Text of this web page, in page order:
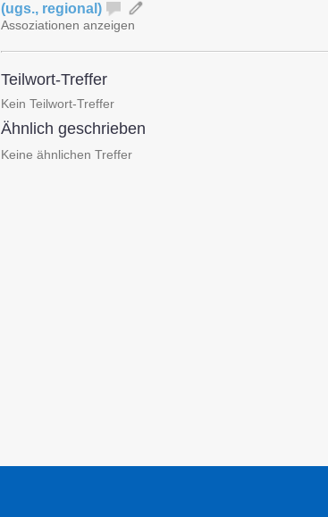
(ugs., regional )
Assoziationen anzeigen
Teilwort-Treffer
Kein Teilwort-Treffer
Ähnlich geschrieben
Keine ähnlichen Treffer